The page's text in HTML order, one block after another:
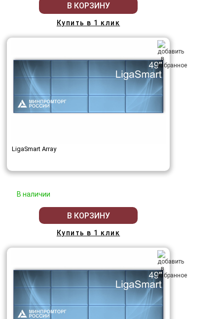
В КОРЗИНУ
Купить в 1 клик
LigaSmart Array
В наличии
В КОРЗИНУ
Купить в 1 клик